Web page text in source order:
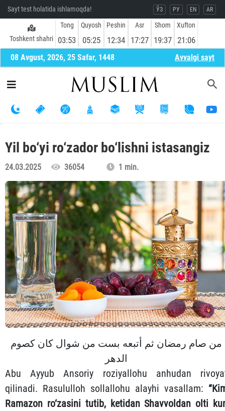
Sayt test holatida ishlamoqda! ЎЗ РУ EN AR
Toshkent shahri
Tong
03:53
Quyosh
05:25
Peshin
12:34
Asr
17:27
Shom
19:37
Xufton
21:06
08 Avgust, 2026, 25 Safar, 1448 Avvalgi sayt
Yil bo‘yi ro‘zador bo‘lishni istasangiz
24.03.2025 36054 1 min.
من صام رمضان ثم أتبعه بست من شوال كان كصوم
الدهر
Abu Ayyub Ansoriy roziyallohu anhudan
qilinadi. Rasululloh sollallohu alayhi vasallam:
Ramazon ro‘zasini tutib, ketidan Shavvoldan olti